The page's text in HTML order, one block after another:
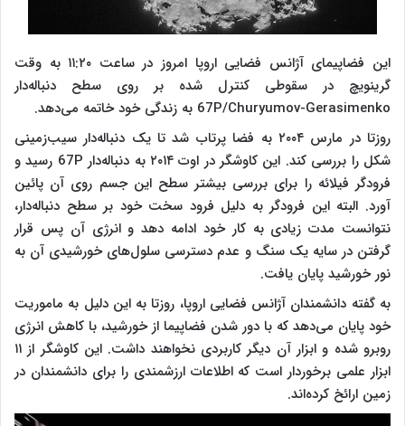
این فضاپیمای آژانس فضایی اروپا امروز در ساعت ۱۱:۲۰ به وقت
گرینویچ در سقوطی کنترل شده بر روی سطح دنباله‌دار
67P/Churyumov-Gerasimenko به زندگی خود خاتمه می‌دهد.
روزتا در مارس ۲۰۰۴ به فضا پرتاب شد تا یک دنباله‌دار سیب‌زمینی
شکل را بررسی کند. این کاوشگر در اوت ۲۰۱۴ به دنباله‌دار 67P رسید و
فرودگر فیلائه را برای بررسی بیشتر سطح این جسم روی آن پائین
آورد. البته این فرودگر به دلیل فرود سخت خود بر سطح دنباله‌دار،
نتوانست مدت زیادی به کار خود ادامه دهد و انرژی آن پس قرار
گرفتن در سایه یک سنگ و عدم دسترسی سلول‌های خورشیدی آن به
نور خورشید پایان یافت.
به گفته دانشمندان آژانس فضایی اروپا، روزتا به این دلیل به ماموریت
خود پایان می‌دهد که با دور شدن فضاپیما از خورشید، با کاهش انرژی
روبرو شده و ابزار آن دیگر کاربردی نخواهند داشت. این کاوشگر از ۱۱
ابزار علمی برخوردار است که اطلاعات ارزشمندی را برای دانشمندان در
زمین ارائخ کرده‌اند.